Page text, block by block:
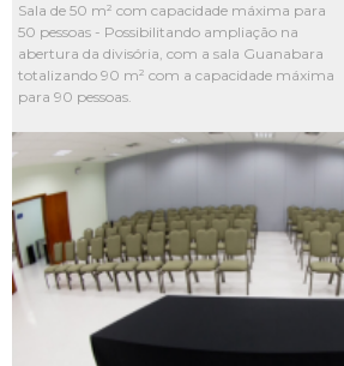
Sala de 50 m² com capacidade máxima para
50 pessoas - Possibilitando ampliação na
abertura da divisória, com a sala Guanabara
totalizando 90 m² com a capacidade máxima
para 90 pessoas.
L2
L3
L4